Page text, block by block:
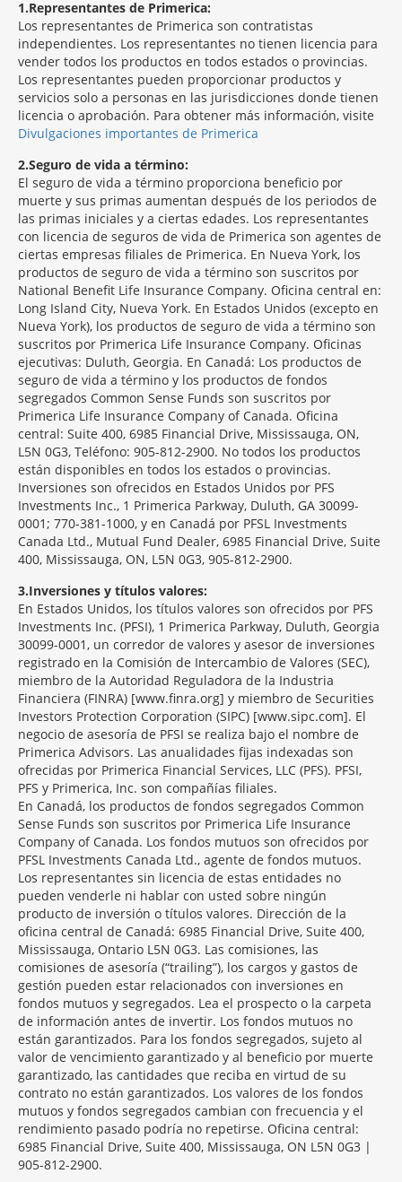
1 Representantes de Primerica:
Los representantes de Primerica son contratistas
independientes. Los representantes no tienen licencia para
vender todos los productos en todos estados o provincias.
Los representantes pueden proporcionar productos y
servicios solo a personas en las jurisdicciones donde tienen
licencia o aprobación. Para obtener más información, visite
Divulgaciones importantes de Primerica
2 Seguro de vida a término:
El seguro de vida a término proporciona beneficio por
muerte y sus primas aumentan después de los periodos de
las primas iniciales y a ciertas edades. Los representantes
con licencia de seguros de vida de Primerica son agentes de
ciertas empresas filiales de Primerica. En Nueva York, los
productos de seguro de vida a término son suscritos por
National Benefit Life Insurance Company. Oficina central en:
Long Island City, Nueva York. En Estados Unidos (excepto en
Nueva York), los productos de seguro de vida a término son
suscritos por Primerica Life Insurance Company. Oficinas
ejecutivas: Duluth, Georgia. En Canadá: Los productos de
seguro de vida a término y los productos de fondos
segregados Common Sense Funds son suscritos por
Primerica Life Insurance Company of Canada. Oficina
central: Suite 400, 6985 Financial Drive, Mississauga, ON,
L5N 0G3, Teléfono: 905-812-2900. No todos los productos
están disponibles en todos los estados o provincias.
Inversiones son ofrecidos en Estados Unidos por PFS
Investments Inc., 1 Primerica Parkway, Duluth, GA 30099-
0001; 770-381-1000, y en Canadá por PFSL Investments
Canada Ltd., Mutual Fund Dealer, 6985 Financial Drive, Suite
400, Mississauga, ON, L5N 0G3, 905-812-2900.
3 Inversiones y títulos valores:
En Estados Unidos, los títulos valores son ofrecidos por PFS
Investments Inc. (PFSI), 1 Primerica Parkway, Duluth, Georgia
30099-0001, un corredor de valores y asesor de inversiones
registrado en la Comisión de Intercambio de Valores (SEC),
miembro de la Autoridad Reguladora de la Industria
Financiera (FINRA) [www.finra.org] y miembro de Securities
Investors Protection Corporation (SIPC) [www.sipc.com]. El
negocio de asesoría de PFSI se realiza bajo el nombre de
Primerica Advisors. Las anualidades fijas indexadas son
ofrecidas por Primerica Financial Services, LLC (PFS). PFSI,
PFS y Primerica, Inc. son compañías filiales.
En Canadá, los productos de fondos segregados Common
Sense Funds son suscritos por Primerica Life Insurance
Company of Canada. Los fondos mutuos son ofrecidos por
PFSL Investments Canada Ltd., agente de fondos mutuos.
Los representantes sin licencia de estas entidades no
pueden venderle ni hablar con usted sobre ningún
producto de inversión o títulos valores. Dirección de la
oficina central de Canadá: 6985 Financial Drive, Suite 400,
Mississauga, Ontario L5N 0G3. Las comisiones, las
comisiones de asesoría (“trailing”), los cargos y gastos de
gestión pueden estar relacionados con inversiones en
fondos mutuos y segregados. Lea el prospecto o la carpeta
de información antes de invertir. Los fondos mutuos no
están garantizados. Para los fondos segregados, sujeto al
valor de vencimiento garantizado y al beneficio por muerte
garantizado, las cantidades que reciba en virtud de su
contrato no están garantizados. Los valores de los fondos
mutuos y fondos segregados cambian con frecuencia y el
rendimiento pasado podría no repetirse. Oficina central:
6985 Financial Drive, Suite 400, Mississauga, ON L5N 0G3 |
905-812-2900.